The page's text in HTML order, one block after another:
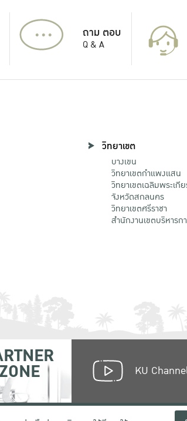
... ถาม ตอบ
Q & A
วิทยาเขต
บางเขน
วิทยาเขตกําแพงแสน
วิทยาเขตเฉลิมพระเกี
จังหวัดสกลนคร
วิทยาเขตศรีราชา
สำนักงานเขตบริหาร
ZONE KU